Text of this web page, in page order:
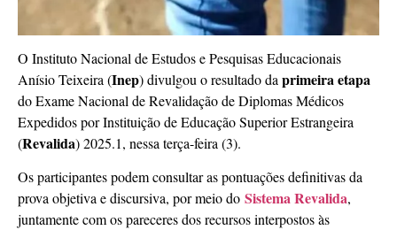
O Instituto Nacional de Estudos e Pesquisas Educacionais
Anísio Teixeira (Inep) divulgou o resultado da primeira etapa
do Exame Nacional de Revalidação de Diplomas Médicos
Expedidos por Instituição de Educação Superior Estrangeira
(Revalida) 2025.1, nessa terça-feira (3).
Os participantes podem consultar as pontuações definitivas da
prova objetiva e discursiva, por meio do Sistema Revalida,
juntamente com os pareceres dos recursos interpostos às